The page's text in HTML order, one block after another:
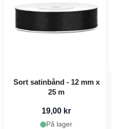
Sort satinbånd - 12 mm x
25 m
19,00 kr
På lager